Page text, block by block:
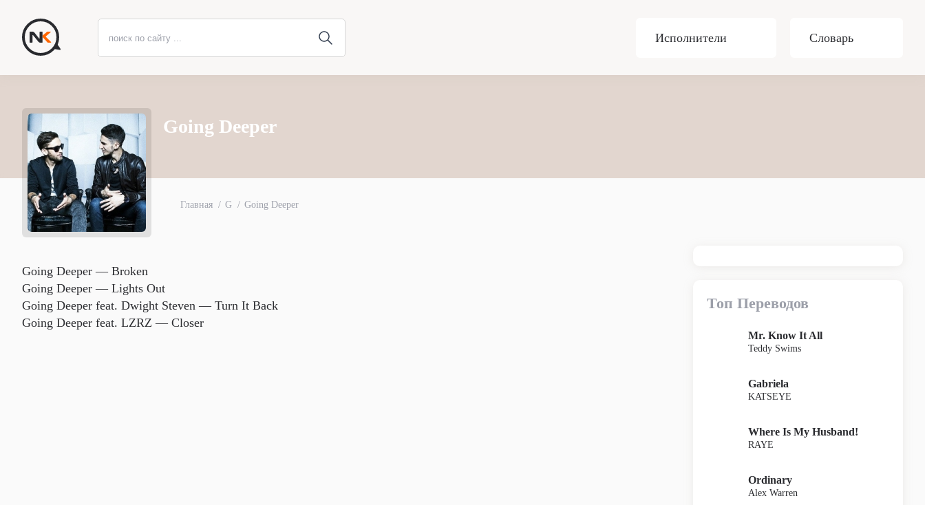
Исполнители Словарь
Going Deeper
Главная G Going Deeper
Going Deeper — Broken
Going Deeper — Lights Out
Going Deeper feat. Dwight Steven — Turn It Back
Going Deeper feat. LZRZ — Closer
Топ Переводов
Mr. Know It All
Teddy Swims
Gabriela
KATSEYE
Where Is My Husband!
RAYE
Ordinary
Alex Warren